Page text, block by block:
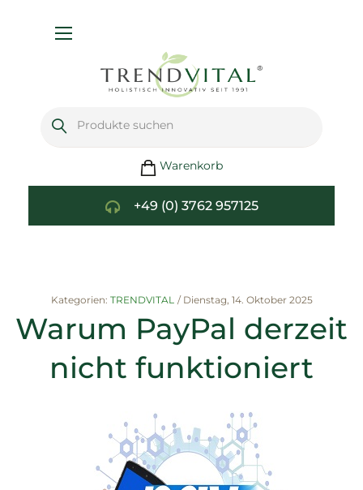
Warenkorb
+49 (0) 3762 957125
Kategorien: TRENDVITAL / Dienstag, 14. Oktober 2025
Warum PayPal derzeit
nicht funktioniert